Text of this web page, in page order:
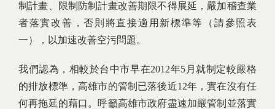
制計畫、限制防制計畫改善期限不得展延，嚴加稽查業
者落實改善，否則將直接適用新標準等（請參照表
一），以加速改善空污問題。
我們認為，相較於台中市早在2012年5月就制定較嚴格
的排放標準，高雄市的管制已落後近12年，實在沒有任
何再拖延的藉口。呼籲高雄市政府盡速加嚴管制並落實